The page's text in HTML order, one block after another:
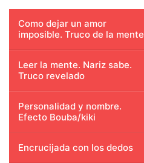
Como dejar un amor
imposible. Truco de la mente
Leer la mente. Nariz sabe.
Truco revelado
Personalidad y nombre.
Efecto Bouba/kiki
Encrucijada con los dedos